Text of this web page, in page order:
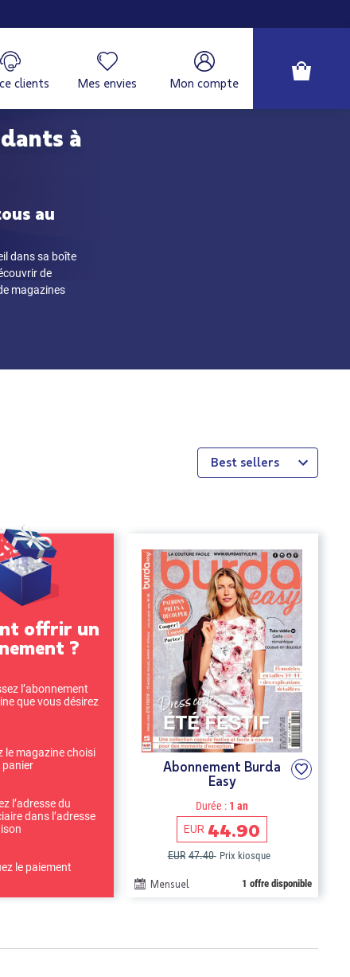
clients Mes envies Mon compte
à
au
dans sa boîte
de
magazines
Best sellers
offrir un
?
l’abonnement
que vous désirez
le magazine choisi
panier
l’adresse du
dans l’adresse
le paiement
Abonnement Burda
Easy
Durée : 1 an
EUR 44.90
EUR 47.40 Prix kiosque
Mensuel 1 offre disponible